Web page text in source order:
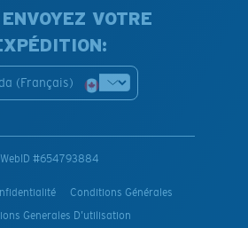
VOTRE
(Français)
WebID #654793884
Conditions Générales
Generales D’utilisation